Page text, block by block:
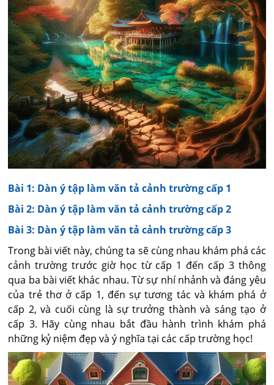
Bài 1: Dàn ý tập làm văn tả cảnh trường cấp 1
Bài 2: Dàn ý tập làm văn tả cảnh trường cấp 2
Bài 3: Dàn ý tập làm văn tả cảnh trường cấp 3
Trong bài viết này, chúng ta sẽ cùng nhau khám phá các
cảnh trường trước giờ học từ cấp 1 đến cấp 3 thông
qua ba bài viết khác nhau. Từ sự nhí nhảnh và đáng yêu
của trẻ thơ ở cấp 1, đến sự tương tác và khám phá ở
cấp 2, và cuối cùng là sự trưởng thành và sáng tạo ở
cấp 3. Hãy cùng nhau bắt đầu hành trình khám phá
những kỷ niệm đẹp và ý nghĩa tại các cấp trường học!